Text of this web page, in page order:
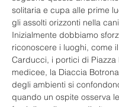
solitaria e cupa alle prime
gli assolti orizzonti nella
Inizialmente dobbiamo
riconoscere i luoghi, come
Carducci, i portici di Piazza
medicee, la Diaccia
degli ambienti si
quando un ospite osserva